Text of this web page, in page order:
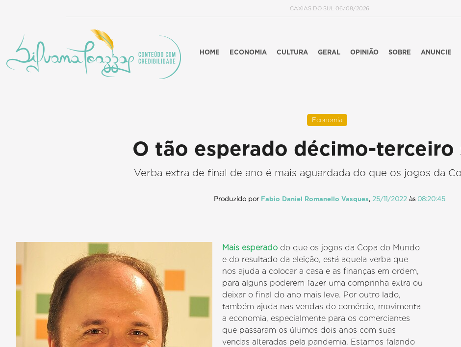
CAXIAS DO SUL 06/08/2026
HOME ECONOMIA CULTURA GERAL OPINIÃO SOBRE ANUNCIE
Economia
O tão esperado décimo-terceiro
Verba extra de final de ano é mais aguardada do que os jogos da
Produzido por Fabio Daniel Romanello Vasques, 25/11/2022 às 08:20:45
Mais esperado do que os jogos da Copa do Mundo
e do resultado da eleição, está aquela verba que
nos ajuda a colocar a casa e as finanças em ordem,
para alguns poderem fazer uma comprinha extra ou
deixar o final do ano mais leve. Por outro lado,
também ajuda nas vendas do comércio, movimenta
a economia, especialmente para os comerciantes
que passaram os últimos dois anos com suas
vendas alteradas pela pandemia. Estamos falando